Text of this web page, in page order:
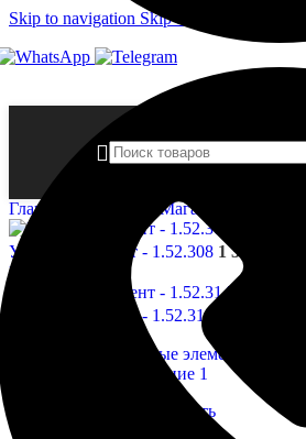
Skip to navigation Skip to main content
Главная страница Магазин
Угловые элемент - 1.52.308 1 325,00
Назад к товарам
Угловые элемент - 1.52.314
Нажмите, чтобы увеличить